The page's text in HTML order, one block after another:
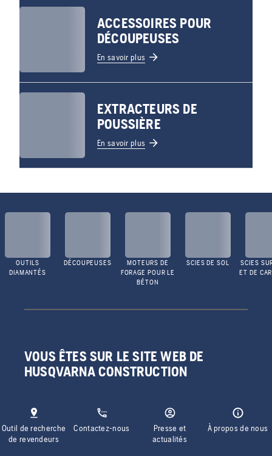
ACCESSOIRES POUR
DÉCOUPEUSES
En savoir plus
EXTRACTEURS DE
POUSSIÈRE
En savoir plus
OUTILS
DIAMANTÉS
DÉCOUPEUSES
MOTEURS DE
FORAGE POUR LE
BÉTON
SCIES DE SOL
SCIES
ET DE
VOUS ÊTES SUR LE SITE WEB DE
HUSQVARNA CONSTRUCTION
Outil de recherche
de revendeurs
Contactez-nous
Presse et
actualités
À propos de nous